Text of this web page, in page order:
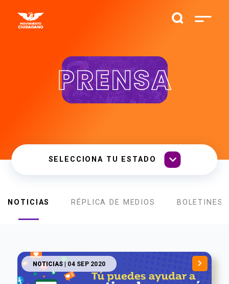
PRENSA
NOTICIAS RÉPLICA DE MEDIOS BOLETINES
NOTICIAS| 04 SEP 2020